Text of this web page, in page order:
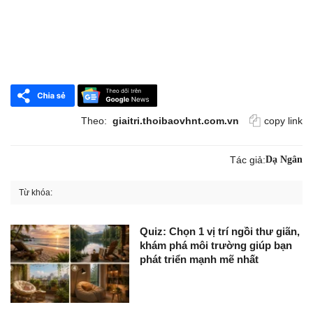
Theo: giaitri.thoibaovhnt.com.vn copy link
Tác giả:Dạ Ngân
Từ khóa:
Quiz: Chọn 1 vị trí ngồi thư giãn,
khám phá môi trường giúp bạn
phát triển mạnh mẽ nhất